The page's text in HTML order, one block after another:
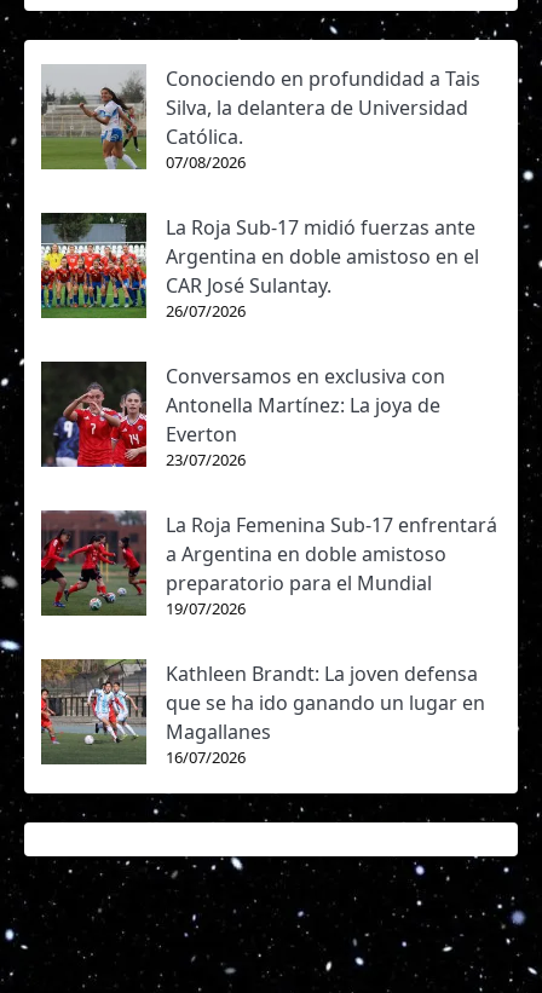
Conociendo en profundidad a Tais
Silva, la delantera de Universidad
Católica.
07/08/2026
La Roja Sub-17 midió fuerzas ante
Argentina en doble amistoso en el
CAR José Sulantay.
26/07/2026
Conversamos en exclusiva con
Antonella Martínez: La joya de
Everton
23/07/2026
La Roja Femenina Sub-17 enfrentará
a Argentina en doble amistoso
preparatorio para el Mundial
19/07/2026
Kathleen Brandt: La joven defensa
que se ha ido ganando un lugar en
Magallanes
16/07/2026